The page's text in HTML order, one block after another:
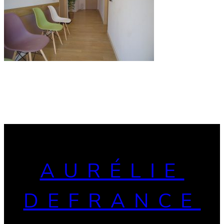
AURÉLIE
DEFRANCE